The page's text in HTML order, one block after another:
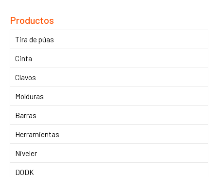
Productos
Tira de púas
Cinta
Clavos
Molduras
Barras
Herramientas
Niveler
DODK